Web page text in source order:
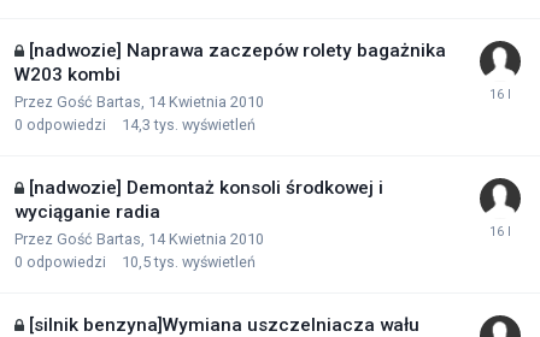
[nadwozie] Naprawa zaczepów rolety bagażnika
W203 kombi
Przez Gość Bartas, 14 Kwietnia 2010
0 odpowiedzi 14,3 tys. wyświetleń
[nadwozie] Demontaż konsoli środkowej i
wyciąganie radia
Przez Gość Bartas, 14 Kwietnia 2010
0 odpowiedzi 10,5 tys. wyświetleń
[silnik benzyna]Wymiana uszczelniacza wału